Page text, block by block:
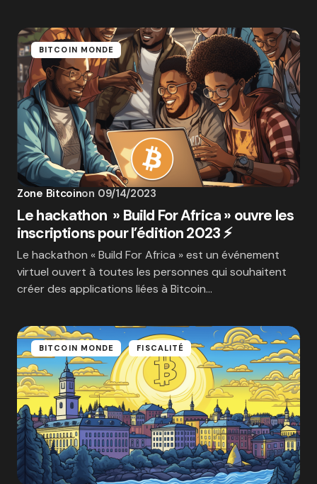
BITCOIN MONDE
Zone Bitcoinon 09/14/2023
Le hackathon » Build For Africa » ouvre les
inscriptions pour l’édition 2023 ⚡️
Le hackathon « Build For Africa » est un événement
virtuel ouvert à toutes les personnes qui souhaitent
créer des applications liées à Bitcoin…
BITCOIN MONDE FISCALITÉ